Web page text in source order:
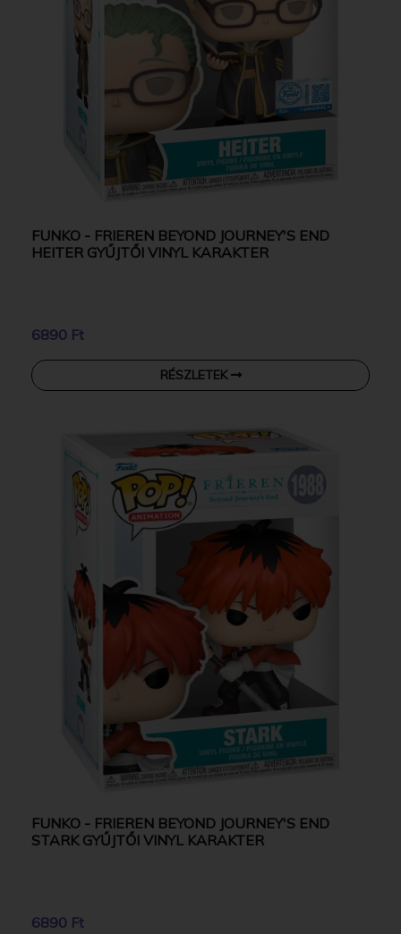
FUNKO - FRIEREN BEYOND JOURNEY'S END
HEITER GYŰJTŐI VINYL KARAKTER
6890 Ft
RÉSZLETEK
FUNKO - FRIEREN BEYOND JOURNEY'S END
STARK GYŰJTŐI VINYL KARAKTER
6890 Ft